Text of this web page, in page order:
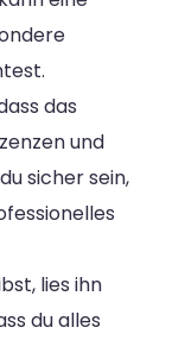
das
und
sicher sein,
lies ihn
du alles